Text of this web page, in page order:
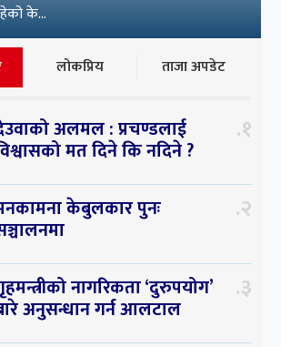
के...
लोकप्रिय ताजा अपडेट
अलमल : प्रचण्डलाई
मत दिने कि नदिने ?
१
केबुलकार पुनः २
नागरिकता ‘दुरुपयोग’
अनुसन्धान गर्न आलटाल
३